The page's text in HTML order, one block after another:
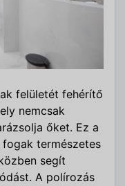
felületét fehérítő
nemcsak
őket. Ez a
természetes
segít
A polírozás